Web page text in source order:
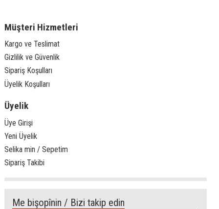
Müşteri Hizmetleri
Kargo ve Teslimat
Gizlilik ve Güvenlik
Sipariş Koşulları
Üyelik Koşulları
Üyelik
Üye Girişi
Yeni Üyelik
Selika min / Sepetim
Sipariş Takibi
Me bişopînin / Bizi takip edin